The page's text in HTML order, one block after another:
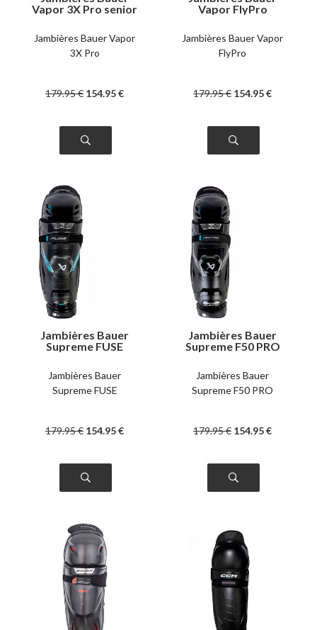
Vapor 3X Pro senior
Jambières Bauer Vapor
3X Pro
179.95€ 154.95€
Vapor FlyPro
Jambières Bauer Vapor
FlyPro
179.95€ 154.95€
Jambières Bauer
Supreme FUSE
Jambières Bauer
Supreme FUSE
179.95€ 154.95€
Jambières Bauer
Supreme F50 PRO
Jambières Bauer
Supreme F50 PRO
179.95€ 154.95€